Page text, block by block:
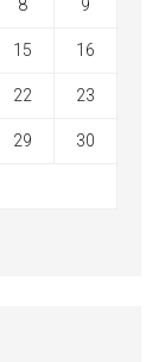
8 9
15 16
22 23
29 30